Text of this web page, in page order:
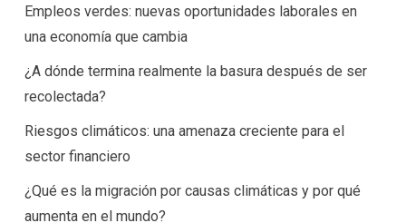
Empleos verdes: nuevas oportunidades laborales en
una economía que cambia
¿A dónde termina realmente la basura después de ser
recolectada?
Riesgos climáticos: una amenaza creciente para el
sector financiero
¿Qué es la migración por causas climáticas y por qué
aumenta en el mundo?